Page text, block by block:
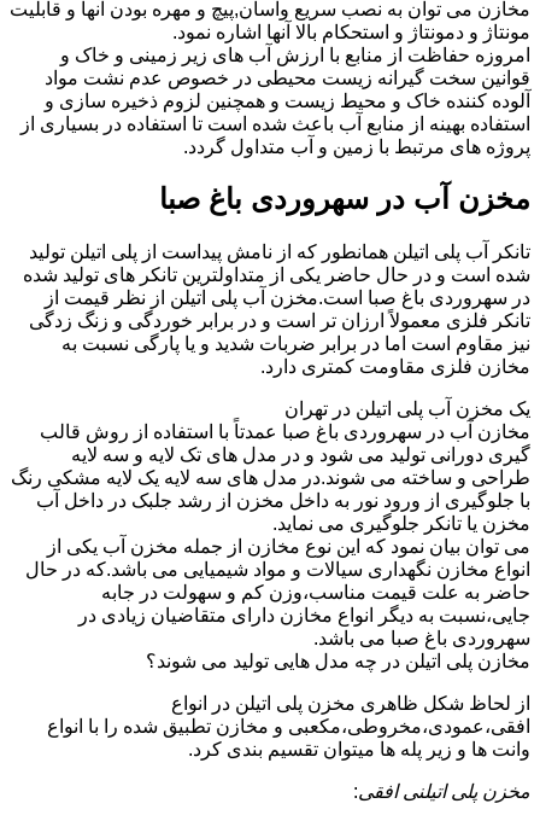
مخازن می توان به نصب سریع وآسان,پیچ و مهره بودن آنها و قابلیت
مونتاژ و دمونتاژ و استحکام بالا آنها اشاره نمود.
امروزه حفاظت از منابع با ارزش آب های زیر زمینی و خاک و
قوانین سخت گیرانه زیست محیطی در خصوص عدم نشت مواد
آلوده کننده خاک و محیط زیست و همچنین لزوم ذخیره سازی و
استفاده بهینه از منابع آب باعث شده است تا استفاده در بسیاری از
پروژه های مرتبط با زمین و آب متداول گردد.
مخزن آب در سهروردی باغ صبا
تانکر آب پلی اتیلن همانطور که از نامش پیداست از پلی اتیلن تولید
شده است و در حال حاضر یکی از متداولترین تانکر های تولید شده
در سهروردی باغ صبا است.مخزن آب پلی اتیلن از نظر قیمت از
تانکر فلزی معمولاً ارزان تر است و در برابر خوردگی و زنگ زدگی
نیز مقاوم است اما در برابر ضربات شدید و یا پارگی نسبت به
مخازن فلزی مقاومت کمتری دارد.
یک مخزن آب پلی اتیلن در تهران
مخازن آب در سهروردی باغ صبا عمدتاً با استفاده از روش قالب
گیری دورانی تولید می شود و در مدل های تک لایه و سه لایه
طراحی و ساخته می شوند.در مدل های سه لایه یک لایه مشکی رنگ
با جلوگیری از ورود نور به داخل مخزن از رشد جلبک در داخل آب
مخزن یا تانکر جلوگیری می نماید.
می توان بیان نمود که این نوع مخازن از جمله مخزن آب یکی از
انواع مخازن نگهداری سیالات و مواد شیمیایی می باشد.که در حال
حاضر به علت قیمت مناسب،وزن کم و سهولت در جابه
جایی،نسبت به دیگر انواع مخازن دارای متقاضیان زیادی در
سهروردی باغ صبا می باشد.
مخازن پلی اتیلن در چه مدل هایی تولید می شوند؟
از لحاظ شکل ظاهری مخزن پلی اتیلن در انواع
افقی،عمودی،مخروطی،مکعبی و مخازن تطبیق شده را با انواع
وانت ها و زیر پله ها میتوان تقسیم بندی کرد.
مخزن پلی اتیلنی افقی: